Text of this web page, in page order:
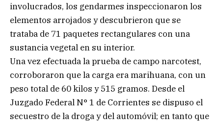
involucrados, los gendarmes inspeccionaron los
elementos arrojados y descubrieron que se
trataba de 71 paquetes rectangulares con una
sustancia vegetal en su interior.
Una vez efectuada la prueba de campo narcotest,
corroboraron que la carga era marihuana, con un
peso total de 60 kilos y 515 gramos. Desde el
Juzgado Federal N° 1 de Corrientes se dispuso el
secuestro de la droga y del automóvil; en tanto que